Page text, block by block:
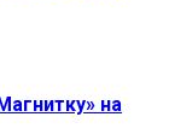
на